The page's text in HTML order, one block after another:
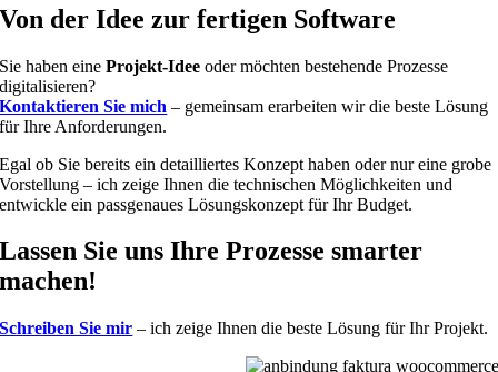
Von der Idee zur fertigen Software
Sie haben eineProjekt-Idee oder möchten bestehende Prozesse
digitalisieren?
Kontaktieren Sie mich – gemeinsam erarbeiten wir die beste Lösung
für Ihre Anforderungen.
Egal ob Sie bereits ein detailliertes Konzept haben oder nur eine grobe
Vorstellung – ich zeige Ihnen die technischen Möglichkeiten und
entwickle ein passgenaues Lösungskonzept für Ihr Budget.
Lassen Sie uns Ihre Prozesse smarter
machen!
Schreiben Sie mir – ich zeige Ihnen die beste Lösung für Ihr Projekt.